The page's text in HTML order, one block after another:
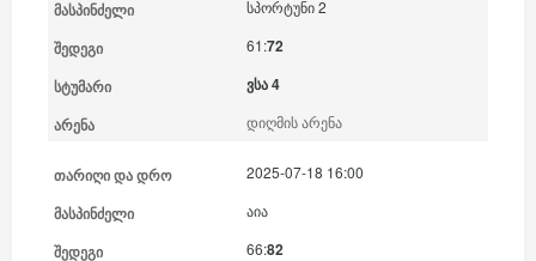
სპორტუნი 2
61:72
ვსა 4
დიღმის არენა
2025-07-18 16:00
აია
66:82